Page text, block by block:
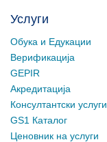
Услуги
Обука и Едукации
Верификација
GEPIR
Акредитација
Консултантски услуги
GS1 Каталог
Ценовник на услуги